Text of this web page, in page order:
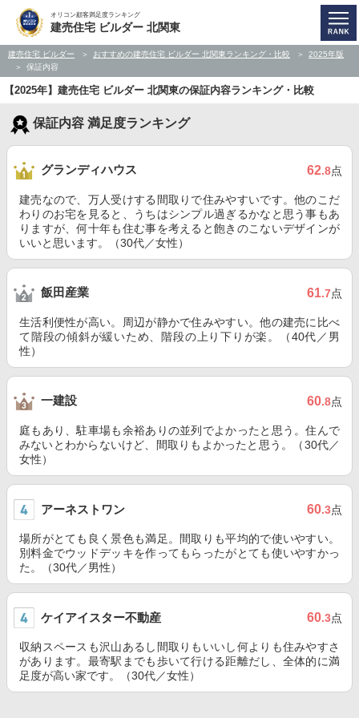
オリコン顧客満足度ランキング
建売住宅 ビルダー 北関東
建売住宅 ビルダー おすすめの建売住宅 ビルダー 北関東ランキング・比較
2025年版
保証内容
【2025年】建売住宅 ビルダー 北関東の保証内容ランキング・比較
保証内容 満足度ランキング
グランディハウス 62.8点
建売なので、万人受けする間取りで住みやすいです。他のこだ
わりのお宅を見ると、うちはシンプル過ぎるかなと思う事もあ
りますが、何十年も住む事を考えると飽きのこないデザインが
いいと思います。（30代／女性）
飯田産業 61.7点
生活利便性が高い。周辺が静かで住みやすい。他の建売に比べ
て階段の傾斜が緩いため、階段の上り下りが楽。（40代／男
性）
一建設 60.8点
庭もあり、駐車場も余裕ありの並列でよかったと思う。住んで
みないとわからないけど、間取りもよかったと思う。（30代／
女性）
アーネストワン 60.3点
場所がとても良く景色も満足。間取りも平均的で使いやすい。
別料金でウッドデッキを作ってもらったがとても使いやすかっ
た。（30代／男性）
ケイアイスター不動産 60.3点
収納スペースも沢山あるし間取りもいいし何よりも住みやすさ
があります。最寄駅までも歩いて行ける距離だし、全体的に満
足度が高い家です。（30代／女性）